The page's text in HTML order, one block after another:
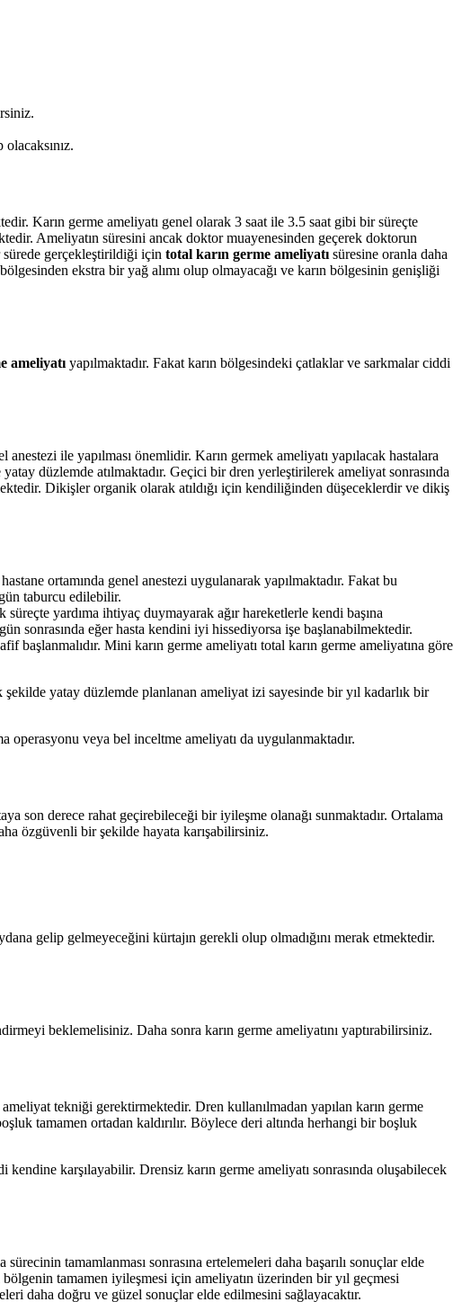
Karın germe ameliyatı genel olarak 3 saat ile 3.5 saat gibi bir süreçte
Ameliyatın süresini ancak doktor muayenesinden geçerek doktorun
sürede gerçekleştirildiği için total karın germe ameliyatı süresine oranla daha
ekstra bir yağ alımı olup olmayacağı ve karın bölgesinin genişliği
ameliyatı yapılmaktadır. Fakat karın bölgesindeki çatlaklar ve sarkmalar ciddi
ile yapılması önemlidir. Karın germek ameliyatı yapılacak hastalara
düzlemde atılmaktadır. Geçici bir dren yerleştirilerek ameliyat sonrasında
Dikişler organik olarak atıldığı için kendiliğinden düşeceklerdir ve dikiş
ortamında genel anestezi uygulanarak yapılmaktadır. Fakat bu
taburcu edilebilir.
yardıma ihtiyaç duymayarak ağır hareketlerle kendi başına
sonrasında eğer hasta kendini iyi hissediyorsa işe başlanabilmektedir.
Mini karın germe ameliyatı total karın germe ameliyatına göre
yatay düzlemde planlanan ameliyat izi sayesinde bir yıl kadarlık bir
veya bel inceltme ameliyatı da uygulanmaktadır.
son derece rahat geçirebileceği bir iyileşme olanağı sunmaktadır. Ortalama
özgüvenli bir şekilde hayata karışabilirsiniz.
gelip gelmeyeceğini kürtajın gerekli olup olmadığını merak etmektedir.
beklemelisiniz. Daha sonra karın germe ameliyatını yaptırabilirsiniz.
tekniği gerektirmektedir. Dren kullanılmadan yapılan karın germe
tamamen ortadan kaldırılır. Böylece deri altında herhangi bir boşluk
karşılayabilir. Drensiz karın germe ameliyatı sonrasında oluşabilecek
tamamlanması sonrasına ertelemeleri daha başarılı sonuçlar elde
tamamen iyileşmesi için ameliyatın üzerinden bir yıl geçmesi
daha doğru ve güzel sonuçlar elde edilmesini sağlayacaktır.